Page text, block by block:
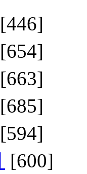
[446]
[654]
[663]
[685]
[594]
[600]